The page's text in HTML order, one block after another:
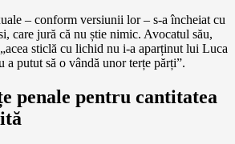
– conform versiunii lor – s-a încheiat cu
care jură că nu știe nimic. Avocatul său,
sticlă cu lichid nu i-a aparținut lui Luca
a putut să o vândă unor terțe părți”.
penale pentru cantitatea